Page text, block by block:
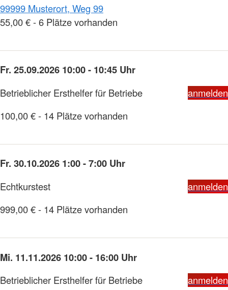
99999 Musterort, Weg 99
55,00 € - 6 Plätze vorhanden
Fr. 25.09.2026 10:00 - 10:45 Uhr
Betrieblicher Ersthelfer für Betriebe
anmelden
100,00 € - 14 Plätze vorhanden
Fr. 30.10.2026 1:00 - 7:00 Uhr
Echtkurstest
anmelden
999,00 € - 14 Plätze vorhanden
Mi. 11.11.2026 10:00 - 16:00 Uhr
Betrieblicher Ersthelfer für Betriebe
anmelden